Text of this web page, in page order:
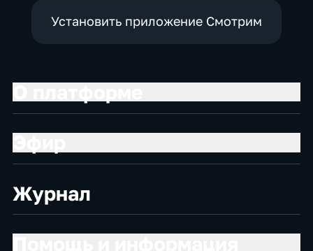
Установить приложение Смотрим
Журнал